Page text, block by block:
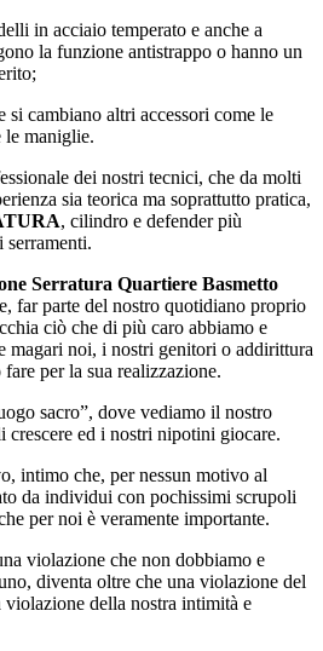
in acciaio temperato e anche a
la funzione antistrappo o hanno un
si cambiano altri accessori come le
le maniglie.
dei nostri tecnici, che da molti
sia teorica ma soprattutto pratica,
, cilindro e defender più
Serratura Quartiere Basmetto
far parte del nostro quotidiano proprio
ciò che di più caro abbiamo e
magari noi, i nostri genitori o addirittura
per la sua realizzazione.
sacro”, dove vediamo il nostro
crescere ed i nostri nipotini giocare.
intimo che, per nessun motivo al
da individui con pochissimi scrupoli
per noi è veramente importante.
violazione che non dobbiamo e
diventa oltre che una violazione del
della nostra intimità e